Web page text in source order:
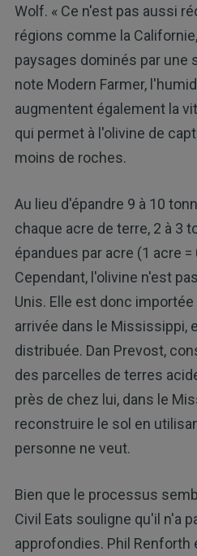
Wolf. « Ce n'est pas aussi
régions comme la
paysages dominés par une
note Modern Farmer,
augmentent également la
qui permet à l'olivine de
moins de roches.
Au lieu d'épandre 9 à 10
chaque acre de terre, 2 à 3
épandues par acre (1 acre =
Cependant, l'olivine n'est
Unis. Elle est donc
arrivée dans le Mississippi,
distribuée. Dan Prevost,
des parcelles de terres
près de chez lui, dans le
reconstruire le sol en
personne ne veut.
Bien que le processus
Civil Eats souligne qu'il n'a
approfondies. Phil